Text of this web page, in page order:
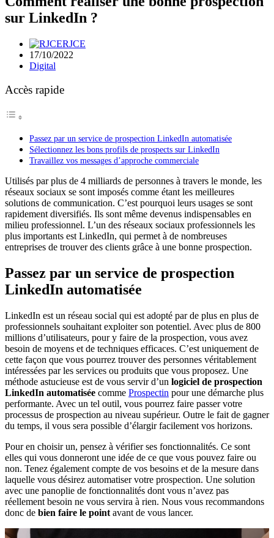
sur LinkedIn ?
RJCE
17/10/2022
Digital
Accès rapide
Passez par un service de prospection LinkedIn automatisée
Sélectionnez les bons profils de prospects sur LinkedIn
Travaillez vos messages d’approche commerciale
Utilisés par plus de 4 milliards de personnes à travers le monde, les
réseaux sociaux se sont imposés comme étant les meilleures
solutions de communication. C’est pourquoi leurs usages se sont
rapidement diversifiés. Ils sont même devenus indispensables en
milieu professionnel. L’un des réseaux sociaux professionnels les
plus importants est LinkedIn, qui permet à de nombreuses
entreprises de trouver des clients grâce à une bonne prospection.
Passez par un service de prospection
LinkedIn automatisée
LinkedIn est un réseau social qui est adopté par de plus en plus de
professionnels souhaitant exploiter son potentiel. Avec plus de 800
millions d’utilisateurs, pour y faire de la prospection, vous avez
besoin de moyens et de techniques efficaces. C’est uniquement de
cette façon que vous pourrez trouver des personnes véritablement
intéressées par les services ou produits que vous proposez. Une
méthode astucieuse est de vous servir d’un logiciel de prospection
LinkedIn automatisée comme Prospectin pour une démarche plus
performante. Avec un tel outil, vous pourrez faire passer votre
processus de prospection au niveau supérieur. Outre le fait de gagner
du temps, il vous sera possible d’élargir facilement vos horizons.
Pour en choisir un, pensez à vérifier ses fonctionnalités. Ce sont
elles qui vous donneront une idée de ce que vous pouvez faire ou
non. Tenez également compte de vos besoins et de la mesure dans
laquelle vous désirez automatiser votre prospection. Une solution
avec une panoplie de fonctionnalités dont vous n’avez pas
réellement besoin ne vous servira à rien. Nous vous recommandons
donc de bien faire le point avant de vous lancer.